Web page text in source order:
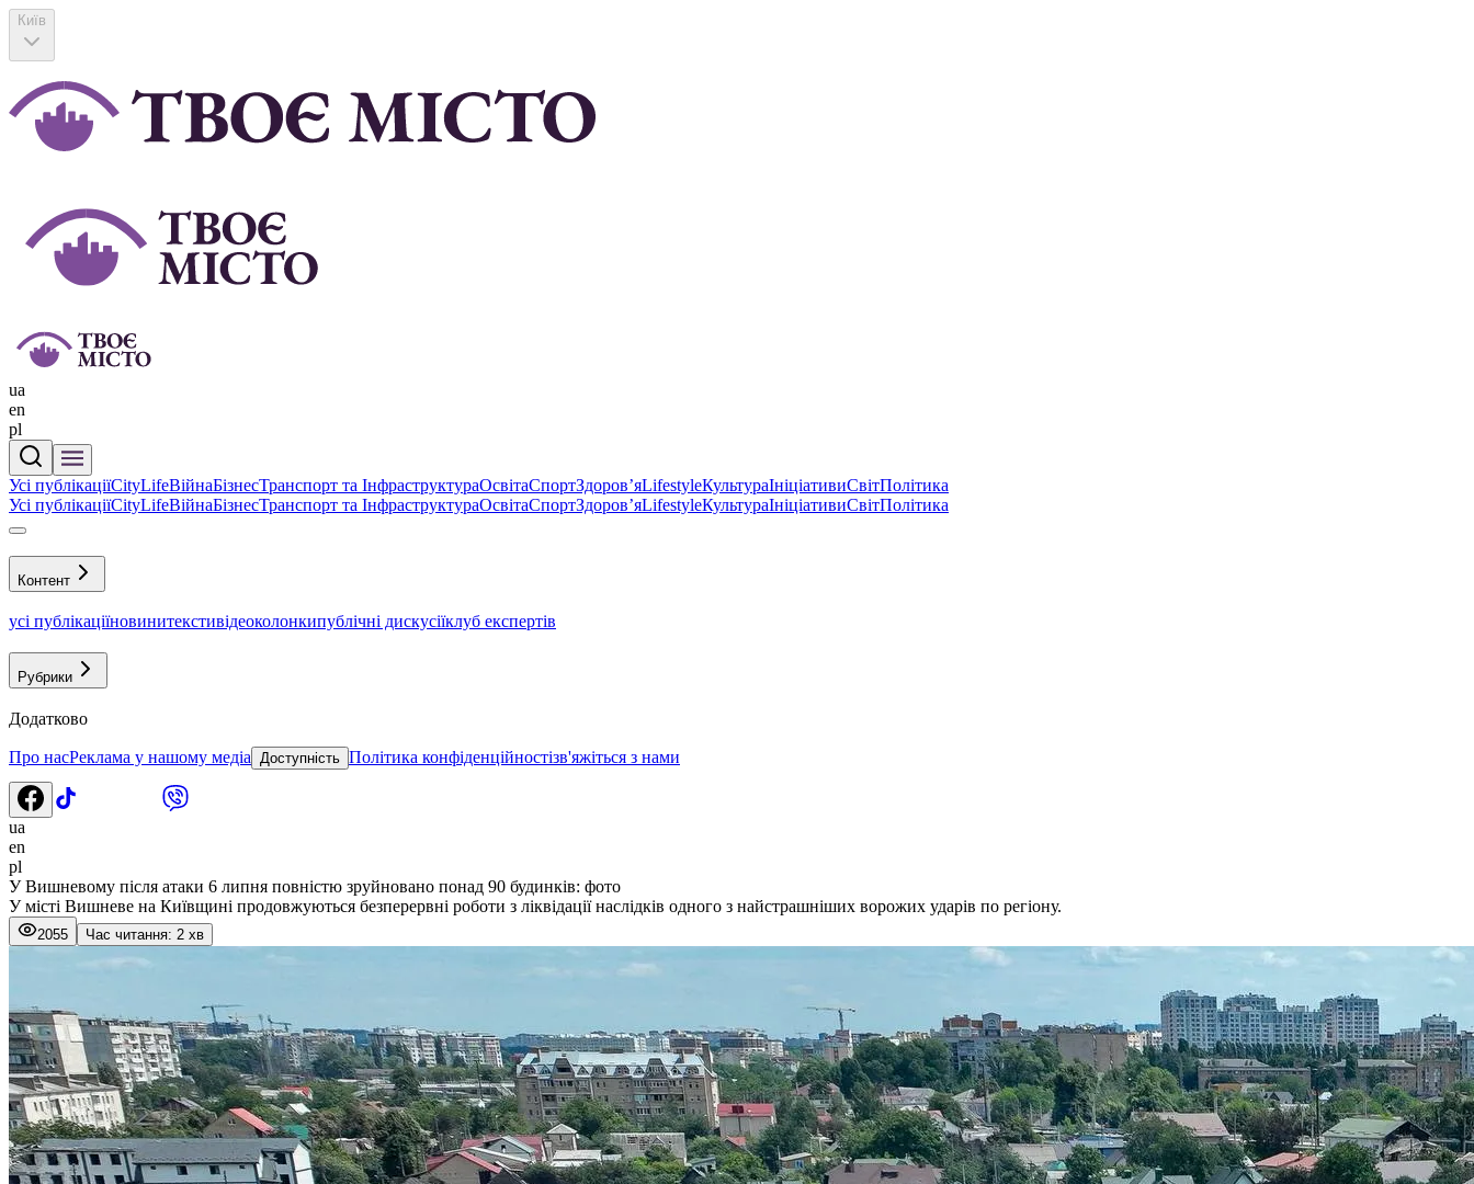
Київ
ua
en
pl
Усі публікаціїCityLifeВійнаБізнесТранспорт та ІнфраструктураОсвітаСпортЗдоровʼяLifestyleКультураІніціативиСвітПолітика
Усі публікаціїCityLifeВійнаБізнесТранспорт та ІнфраструктураОсвітаСпортЗдоровʼяLifestyleКультураІніціативиСвітПолітика
Контент
усі публікаціїновинитекстивідеоколонкипублічні дискусіїклуб експертів
Рубрики
Додатково
Про насРеклама у нашому медіа Доступність Політика конфіденційностізв'яжіться з нами
ua
en
pl
У Вишневому після атаки 6 липня повністю зруйновано понад 90 будинків: фото
У місті Вишневе на Київщині продовжуються безперервні роботи з ліквідації наслідків одного з найстрашніших ворожих ударів по регіону.
2055 Час читання: 2 хв